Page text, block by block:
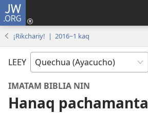
JW.ORG
¡Rikchariy! | 2016−1 kaq
LEEY
IMATAM BIBLIA NIN
Hanaq pachamanta